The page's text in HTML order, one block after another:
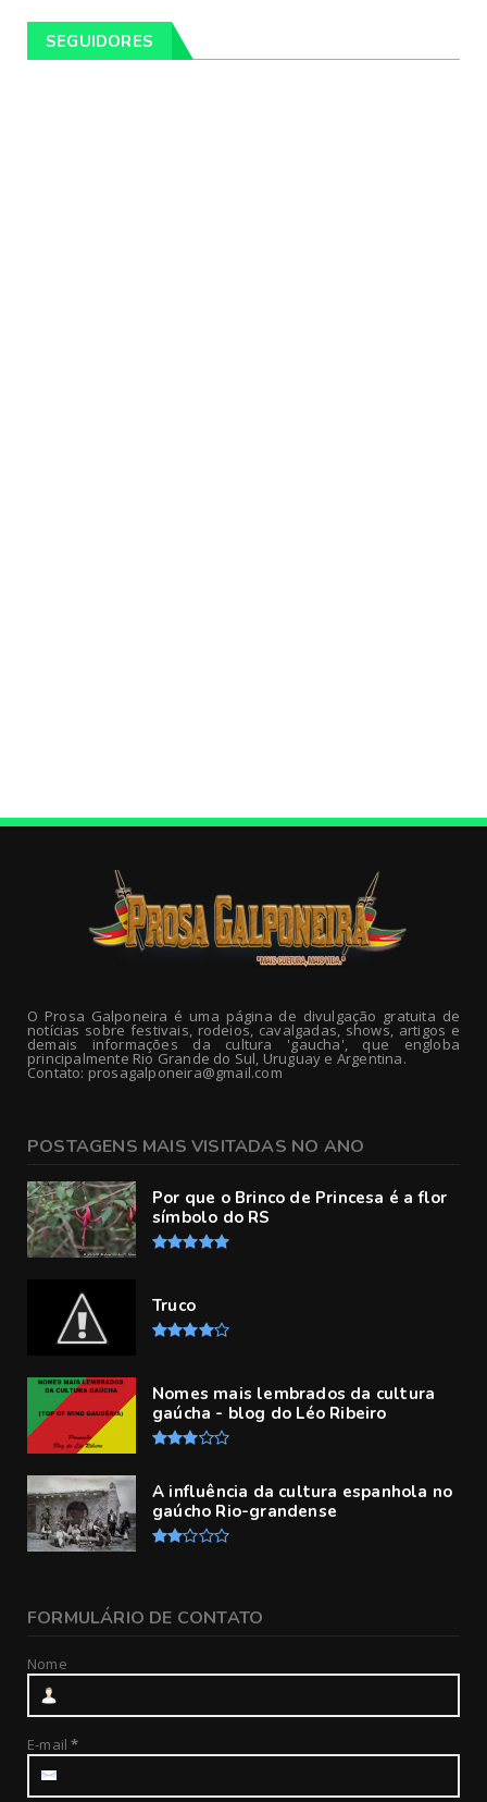
Pintores da Temática Gauchesca - parte
SEGUIDORES
O Prosa Galponeira é uma página de divulgação gratuita de
notícias sobre festivais, rodeios, cavalgadas, shows, artigos e
demais informações da cultura 'gaucha', que engloba
principalmente Rio Grande do Sul, Uruguay e Argentina.
Contato: prosagalponeira@gmail.com
POSTAGENS MAIS VISITADAS NO ANO
Por que o Brinco de Princesa é a flor
símbolo do RS
Truco
Nomes mais lembrados da cultura
gaúcha - blog do Léo Ribeiro
A influência da cultura espanhola no
gaúcho Rio-grandense
FORMULÁRIO DE CONTATO
Nome
E-mail*